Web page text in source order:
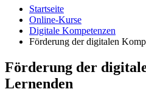
Startseite
Online-Kurse
Digitale Kompetenzen
Förderung der digitalen
Förderung der
Lernenden